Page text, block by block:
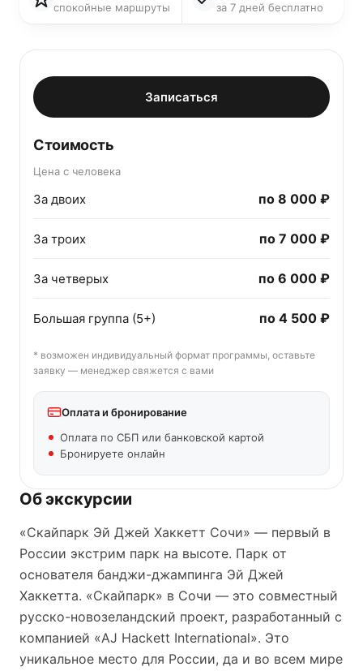
спокойные маршруты за 7 дней бесплатно
Об экскурсии
«Скайпарк Эй Джей Хаккетт Сочи» — первый в
России экстрим парк на высоте. Парк от
основателя банджи-джампинга Эй Джей
Хаккетта. «Скайпарк» в Сочи — это совместный
русско-новозеландский проект, разработанный c
компанией «AJ Hackett International». Это
уникальное место для России, да и во всем мире
Записаться
Стоимость
Цена с человека
За двоих по 8 000 ₽
За троих по 7 000 ₽
За четверых по 6 000 ₽
Большая группа (5+) по 4 500 ₽
* возможен индивидуальный формат программы, оставьте
заявку — менеджер свяжется с вами
Оплата и бронирование
Оплата по СБП или банковской картой
Бронируете онлайн